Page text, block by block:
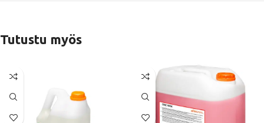
Tutustu myös